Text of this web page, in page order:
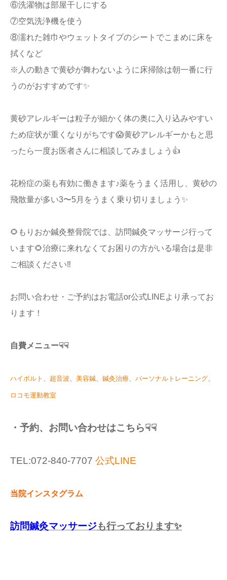
⑥洗濯物は部屋干しにする
⑦空気洗浄機を使う
⑧濡れた雑巾やウェットタイプのシートでこまめに床を
拭くなど
※人の動きで黄砂が舞わないように床掃除は朝一番に行
うのがおすすめです✨
黄砂アレルギーは粒子が細かく体の奥に入り込みやすい
ため症状が重くなりがちです😱黄砂アレルギーかもと思
ったら一度お医者さんに相談してみましょう👍
花粉症の薬も有効に働きます♪薬をうまく活用し、黄砂の
飛散量が多い3〜5月をうまく乗り切りましょう✨
🌻もりおか鍼灸整骨院では、訪問鍼灸マッサージ行って
います🌻治療に来れなくてお困りの方がいる場合は是非
ご相談ください‼️
お問い合わせ・ご予約はお電話or公式LINEより承ってお
ります！
自費メニュー☟☟
ハイボルト 、 超音波、 美容鍼、 鍼灸治療、 パーソナルトレーニング、
ロコモ運動教室
・予約、お問い合わせはこちら☟☟
TEL:072-840-7707 公式LINE
当院インスタグラム
訪問鍼灸マッサージも行っております✨